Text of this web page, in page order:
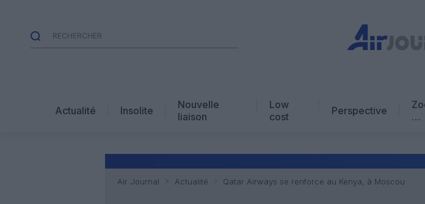
Actualité Insolite
Nouvelle
liaison
Low
cost
Perspective
…
Air Journal Actualité Qatar Airways se renforce au Kenya, à Moscou